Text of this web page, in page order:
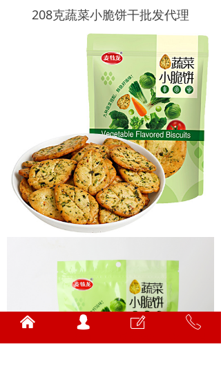
208克蔬菜小脆饼干批发代理
낀 넙 ꂐ ꂅ